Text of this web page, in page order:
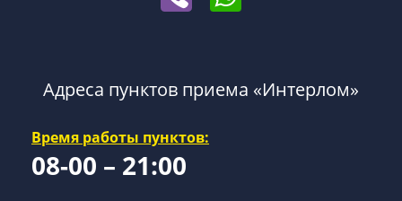
Адреса пунктов приема «Интерлом»
Время работы пунктов:
08-00 – 21:00